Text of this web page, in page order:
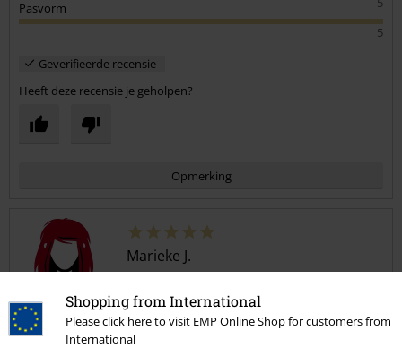
Shopping from International
Please click here to visit EMP Online Shop for customers from
International
Pasvorm
5
Geverifieerde recensie
Heeft deze recensie je geholpen?
Opmerking
Marieke J.
7 Recensies
Gepost op: donderdag, 15 april 2021
Lengte in meter (bijv. 1,78): 1.76
Bestelde maat: 30